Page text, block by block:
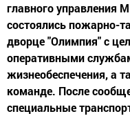
главного управления
состоялись пожарно-
дворце "Олимпия" с
оперативными
жизнеобеспечения, а
команде. После
специальные